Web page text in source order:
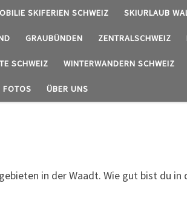
SKIFERIEN SCHWEIZ SKIURLAUB
GRAUBÜNDEN ZENTRALSCHWEIZ
SCHWEIZ WINTERWANDERN SCHWEIZ
FOTOS ÜBER UNS
in der Waadt. Wie gut bist du in